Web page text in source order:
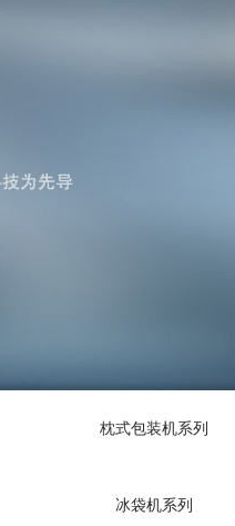
枕式包装机系列
冰袋机系列